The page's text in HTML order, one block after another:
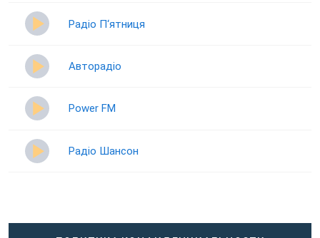
Радіо П‘ятниця
Авторадіо
Power FM
Радіо Шансон